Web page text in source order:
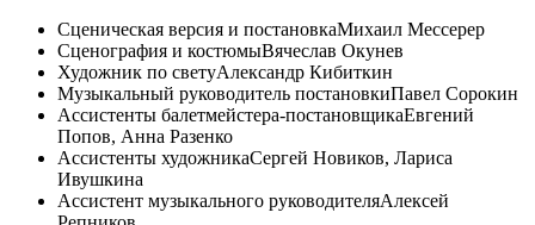
Сценическая версия и постановкаМихаил Мессерер
Сценография и костюмыВячеслав Окунев
Художник по светуАлександр Кибиткин
Музыкальный руководитель постановкиПавел Сорокин
Ассистенты балетмейстера-постановщикаЕвгений
Попов, Анна Разенко
Ассистенты художникаСергей Новиков, Лариса
Ивушкина
Ассистент музыкального руководителяАлексей